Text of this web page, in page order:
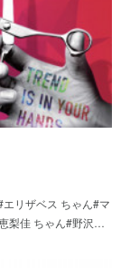
リザベス ちゃん#マ
梨佳 ちゃん#野沢…